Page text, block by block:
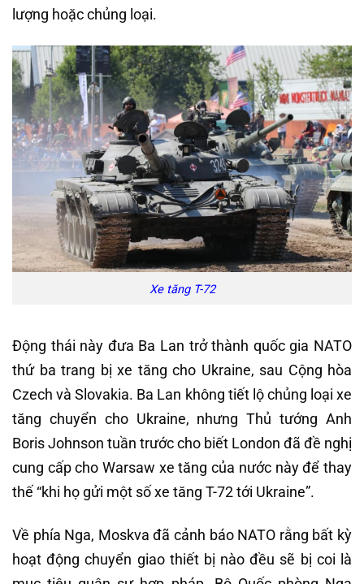
lượng hoặc chủng loại.
Xe tăng T-72
Động thái này đưa Ba Lan trở thành quốc gia NATO
thứ ba trang bị xe tăng cho Ukraine, sau Cộng hòa
Czech và Slovakia. Ba Lan không tiết lộ chủng loại xe
tăng chuyển cho Ukraine, nhưng Thủ tướng Anh
Boris Johnson tuần trước cho biết London đã đề nghị
cung cấp cho Warsaw xe tăng của nước này để thay
thế “khi họ gửi một số xe tăng T-72 tới Ukraine”.
Về phía Nga, Moskva đã cảnh báo NATO rằng bất kỳ
hoạt động chuyển giao thiết bị nào đều sẽ bị coi là